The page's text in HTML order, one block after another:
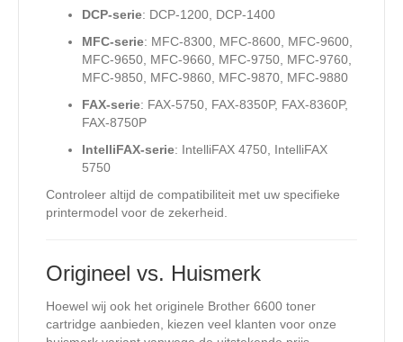
DCP-serie: DCP-1200, DCP-1400
MFC-serie: MFC-8300, MFC-8600, MFC-9600,
MFC-9650, MFC-9660, MFC-9750, MFC-9760,
MFC-9850, MFC-9860, MFC-9870, MFC-9880
FAX-serie: FAX-5750, FAX-8350P, FAX-8360P,
FAX-8750P
IntelliFAX-serie: IntelliFAX 4750, IntelliFAX
5750
Controleer altijd de compatibiliteit met uw specifieke
printermodel voor de zekerheid.
Origineel vs. Huismerk
Hoewel wij ook het originele Brother 6600 toner
cartridge aanbieden, kiezen veel klanten voor onze